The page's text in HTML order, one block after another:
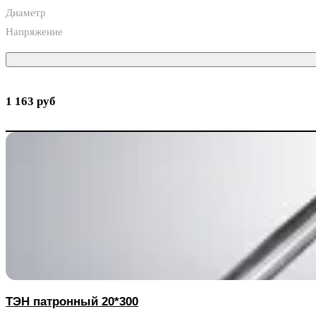
Диаметр
Напряжение
1 163 руб
ТЭН патронный 20*300